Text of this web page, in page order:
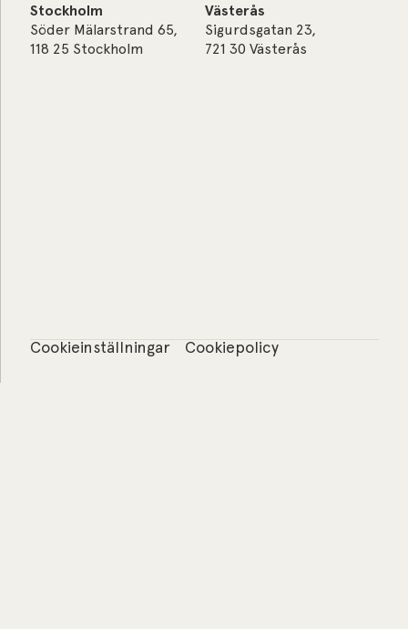
Stockholm
Söder Mälarstrand 65,
118 25 Stockholm
Västerås
Sigurdsgatan 23,
721 30 Västerås
Cookieinställningar Cookiepolicy